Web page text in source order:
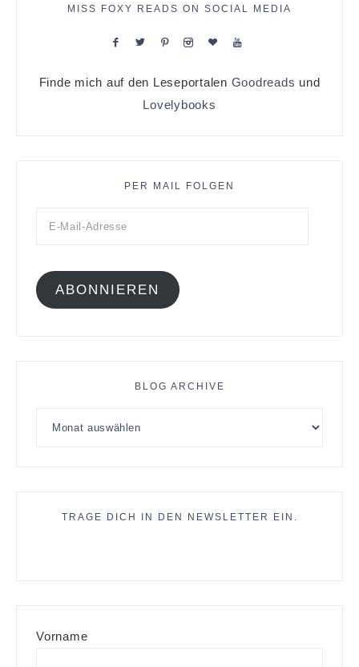
MISS FOXY READS ON SOCIAL MEDIA
Finde mich auf den Leseportalen Goodreads und
Lovelybooks
PER MAIL FOLGEN
ABONNIEREN
BLOG ARCHIVE
TRAGE DICH IN DEN NEWSLETTER EIN.
Vorname